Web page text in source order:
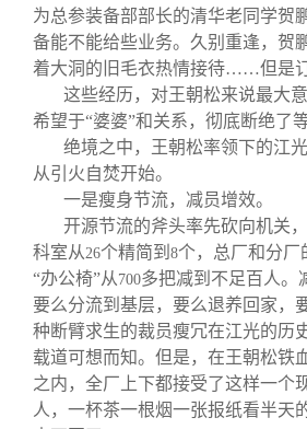
为总参装备部部长的清华老同学贺
备能不能给些业务。 久别重逢， 贺
着大洞的旧毛衣热情接待……但是订
这些经历，对王朝松来说最大
希望于“婆婆”和关系，彻底断绝了
绝境之中，王朝松率领下的江
从引火自焚开始。
一是瘦身节流，减员增效。
开源节流的斧头率先砍向机关
科室从 26个精简到 8个，总厂和分厂
“办公椅”从 700多把减到不足百人。
要么分流到基层，要么退养回家，
种断臂求生的裁员瘦冗在江光的历
载道可想而知。但是，在王朝松铁
之内，全厂上下都接受了这样一个
人，一杯茶一根烟一张报纸看半天